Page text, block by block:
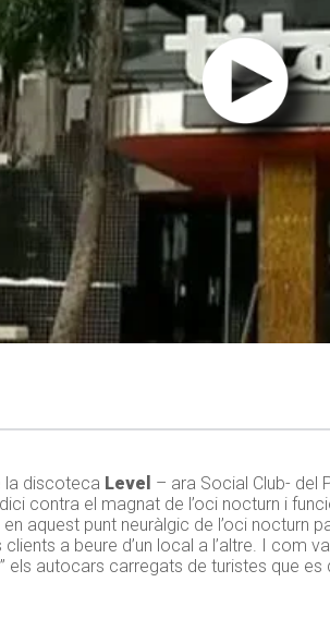
la discoteca Level – ara Social Club- del
contra el magnat de l’oci nocturn i
aquest punt neuràlgic de l’oci
a beure d’un local a l’altre. I
els autocars carregats de turistes que